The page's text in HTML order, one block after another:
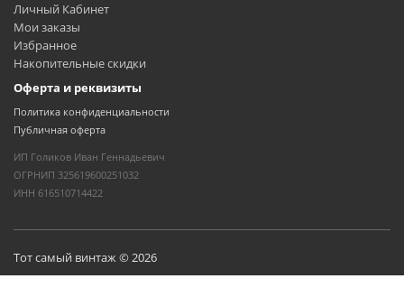
Личный Кабинет
Мои заказы
Избранное
Накопительные скидки
Оферта и реквизиты
Политика конфиденциальности
Публичная оферта
ИП Голиков Иван Геннадьевич
ОГРНИП 325619600251032
ИНН 616510714422
Тот самый винтаж © 2026